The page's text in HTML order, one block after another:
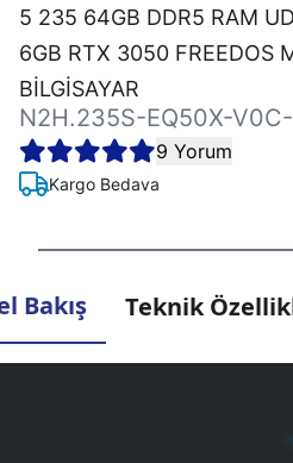
5 235 64GB DDR5 RAM
6GB RTX 3050 FREEDOS
BİLGİSAYAR
N2H.235S-EQ50X-
9 Yorum
Kargo Bedava
Bakış Teknik